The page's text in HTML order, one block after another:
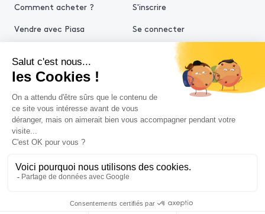
Comment acheter ?
Vendre avec Piasa
S'inscrire
Se connecter
Politiques de confidentialitéPolitique cookies
Conditions générales d'utilisation